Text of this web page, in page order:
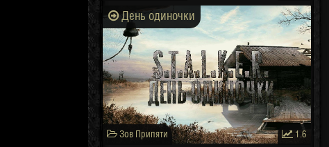
День одиночки
Зов Припяти 1.6